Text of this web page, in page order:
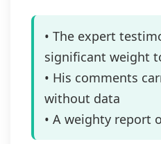
• The expert
significant weight
• His comments
without data
• A weighty report